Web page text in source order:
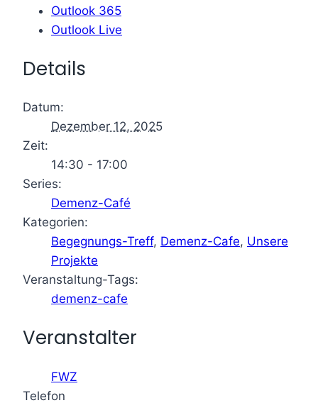
Outlook 365
Outlook Live
Details
Datum:
Dezember 12, 2025
Zeit:
14:30 - 17:00
Series:
Demenz-Café
Kategorien:
Begegnungs-Treff, Demenz-Cafe, Unsere
Projekte
Veranstaltung-Tags:
demenz-cafe
Veranstalter
FWZ
Telefon